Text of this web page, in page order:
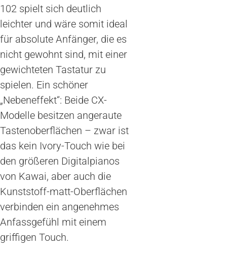
102 spielt sich deutlich
leichter und wäre somit ideal
für absolute Anfänger, die es
nicht gewohnt sind, mit einer
gewichteten Tastatur zu
spielen. Ein schöner
„Nebeneffekt“: Beide CX-
Modelle besitzen angeraute
Tastenoberflächen – zwar ist
das kein Ivory-Touch wie bei
den größeren Digitalpianos
von Kawai, aber auch die
Kunststoff-matt-Oberflächen
verbinden ein angenehmes
Anfassgefühl mit einem
griffigen Touch.